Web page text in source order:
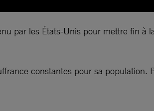
par les États-Unis pour mettre fin à
constantes pour sa population.